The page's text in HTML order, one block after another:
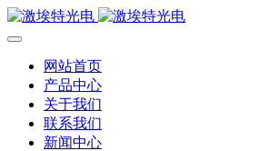
网站首页
产品中心
关于我们
联系我们
新闻中心